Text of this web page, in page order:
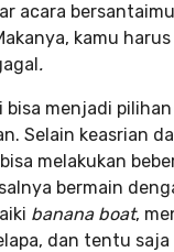
acara
kamu
.
bisa menjadi
Selain keasrian
melakukan
bermain
banana boat,
dan tentu